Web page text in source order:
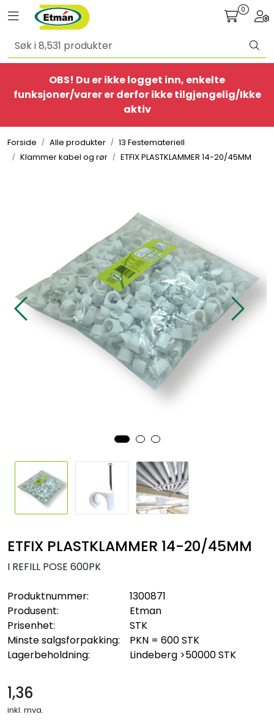
Skip to main content
Toggle navigation 0
OBS! Du er ikke logget inn, enkelte
funksjoner/varer er derfor ikke tilgjengelig/Ikke
aktiv
Forside Alle produkter
13 Festemateriell
Klammer kabel og rør
ETFIX PLASTKLAMMER 14-20/45MM
ETFIX PLASTKLAMMER 14-20/45MM
I REFILL POSE 600PK
Produktnummer:
1300871
Produsent:
Etman
Prisenhet:
STK
Minste salgsforpakking:
PKN = 600 STK
Lagerbeholdning:
Lindeberg >50000 STK
1,36
inkl. mva.
Alle produkter
BestSelgere
Ethome
Sikringsmateriell
Kabler